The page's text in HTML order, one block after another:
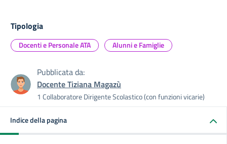
Tipologia
Docenti e Personale ATA Alunni e Famiglie
Pubblicata da:
Docente Tiziana Magazù
1 Collaboratore Dirigente Scolastico (con funzioni vicarie)
Indice della pagina